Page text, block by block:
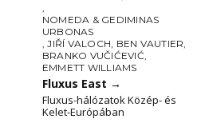
,
NOMEDA & GEDIMINAS
URBONAS
,JIŘÍ VALOCH, BEN VAUTIER,
BRANKO VUČIĆEVIĆ,
EMMETT WILLIAMS
Fluxus East →
Fluxus-hálózatok Közép- és
Kelet-Európában